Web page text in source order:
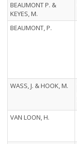
BEAUMONT P. &
KEYES, M.
BEAUMONT, P.
WASS, J. & HOOK, M.
VAN LOON, H.